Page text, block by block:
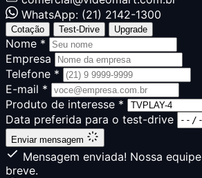
WhatsApp: (21) 2142-1300
Cotação Test-Drive Upgrade
Nome *
Empresa
Telefone *
E-mail *
Produto de interesse *
Data preferida para o test-drive
Enviar mensagem
Mensagem enviada! Nossa
breve.